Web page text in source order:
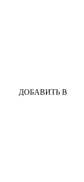
ДОБАВИТЬ В